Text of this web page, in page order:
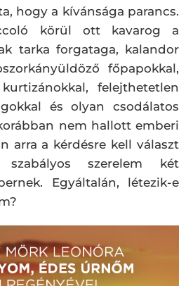
hogy a kívánsága parancs.
körül ott kavarog a
tarka forgataga, kalandor
főpapokkal,
felejthetetlen
és olyan csodálatos
nem hallott emberi
arra a kérdésre kell választ
szerelem két
Egyáltalán, létezik-e